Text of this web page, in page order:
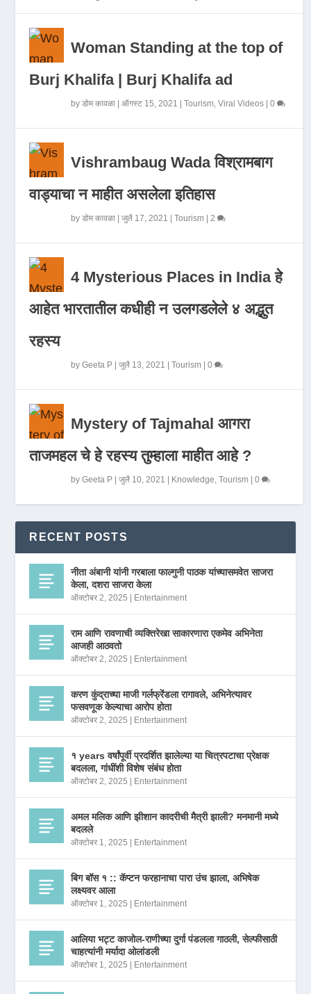
Woman Standing at the top of
Burj Khalifa | Burj Khalifa ad
byडोम कावळा |ऑगस्ट 15, 2021 |Tourism,Viral Videos |0
Vishrambaug Wada विश्रामबाग
वाड्याचा न माहीत असलेला इतिहास
byडोम कावळा |जुलै 17, 2021 |Tourism |2
4 Mysterious Places in India हे
आहेत भारतातील कधीही न उलगडलेले ४ अद्भुत
रहस्य
byGeeta P |जुलै 13, 2021 |Tourism |0
Mystery of Tajmahal आगरा
ताजमहल चे हे रहस्य तुम्हाला माहीत आहे ?
byGeeta P |जुलै 10, 2021 Knowledge,Tourism |0
RECENT POSTS
नीता अंबानी यांनी गरबाला फाल्गुनी पाठक यांच्यासमवेत साजरा
केला, दशरा साजरा केला
ऑक्टोबर 2, 2025 Entertainment
राम आणि रावणाची व्यक्तिरेखा साकारणारा एकमेव अभिनेता
आजही आठवतो
ऑक्टोबर 2, 2025 Entertainment
करण कुंद्राच्या माजी गर्लफ्रेंडला रागावले, अभिनेत्यावर
फसवणूक केल्याचा आरोप होता
ऑक्टोबर 2, 2025 Entertainment
१ years वर्षांपूर्वी प्रदर्शित झालेल्या या चित्रपटाचा प्रेक्षक
बदलला, गांधींशी विशेष संबंध होता
ऑक्टोबर 2, 2025 Entertainment
अमल मलिक आणि झीशान कादरीची मैत्री झाली? मनमानी मध्ये
बदलले
ऑक्टोबर 1, 2025 Entertainment
बिग बॉस १ :: कॅप्टन फरहानाचा पारा उंच झाला, अभिषेक
लक्ष्यवर आला
ऑक्टोबर 1, 2025 Entertainment
आलिया भट्ट काजोल-राणीच्या दुर्गा पंडलला गाठली, सेल्फीसाठी
चाहत्यांनी मर्यादा ओलांडली
ऑक्टोबर 1, 2025 Entertainment